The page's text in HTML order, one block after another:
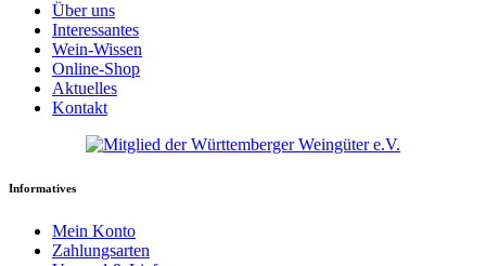
Über uns
Interessantes
Wein-Wissen
Online-Shop
Aktuelles
Kontakt
Informatives
Mein Konto
Zahlungsarten